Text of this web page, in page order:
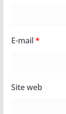
E-mail*
Site web